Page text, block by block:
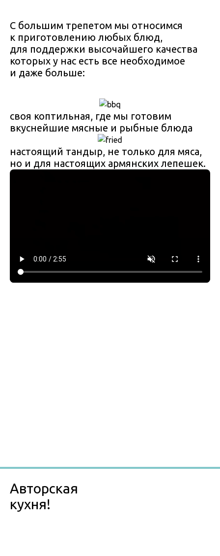
С большим трепетом мы относимся
к приготовлению любых блюд,
для поддержки высочайшего качества
которых у нас есть все необходимое
и даже больше:
своя коптильная, где мы готовим
вкуснейшие мясные и рыбные блюда
настоящий тандыр, не только для мяса,
но и для настоящих армянских лепешек.
Авторская
кухня!